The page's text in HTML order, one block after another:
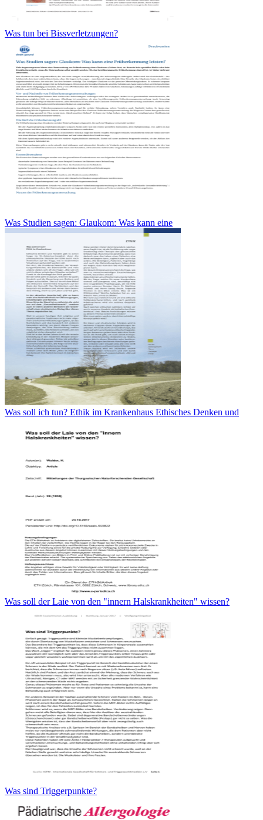
Was tun bei Bissverletzungen?
Was Studien sagen: Glaukom: Was kann eine
Was soll ich tun? Ethik im Krankenhaus Ethisches Denken und
Was soll der Laie von den "innern Halskrankheiten" wissen?
Was sind Triggerpunkte?